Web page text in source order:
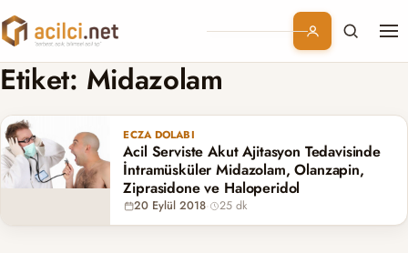
Branşlar
Konular
Kurumsal
Abonelik
Etiket: Midazolam
ECZA DOLABI
Acil Serviste Akut Ajitasyon Tedavisinde
İntramüsküler Midazolam, Olanzapin,
Ziprasidone ve Haloperidol
20 Eylül 2018· 25 dk